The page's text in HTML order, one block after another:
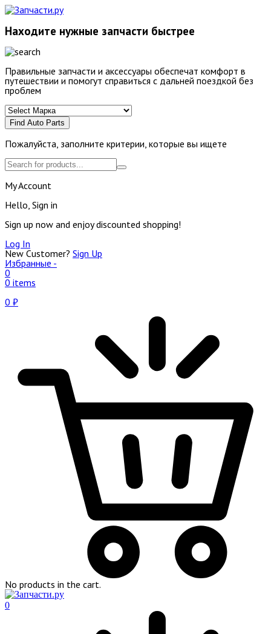
Находите нужные запчасти быстрее
Правильные запчасти и аксессуары обеспечат комфорт в
путешествии и помогут справиться с дальней поездкой без
проблем
Find Auto Parts
Пожалуйста, заполните критерии, которые вы ищете
My Account
Hello, Sign in
Sign up now and enjoy discounted shopping!
Log In
New Customer? Sign Up
Избранные -
0
0 items
0 ₽
No products in the cart.
0